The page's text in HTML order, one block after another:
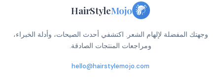
HairStyleMojo
وجهتك المفضلة لإلهام الشعر. اكتشفي أحدث الصيحات، وأدلة الخبراء،
ومراجعات المنتجات الصادقة.
hello@hairstylemojo.com